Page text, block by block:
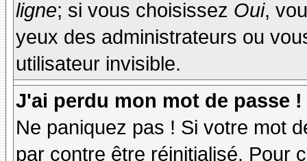
ligne; si vous choisissez Oui,
yeux des administrateurs ou
utilisateur invisible.
J'ai perdu mon mot de passe !
Ne paniquez pas ! Si votre mot
par contre être réinitialisé. Pour